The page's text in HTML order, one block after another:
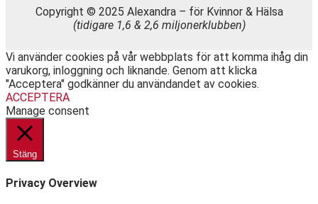
Copyright © 2025 Alexandra – för Kvinnor & Hälsa
(tidigare 1,6 & 2,6 miljonerklubben)
Vi använder cookies på vår webbplats för att komma ihåg din
varukorg, inloggning och liknande. Genom att klicka
"Acceptera" godkänner du användandet av cookies.
ACCEPTERA
Manage consent
Stäng
Privacy Overview